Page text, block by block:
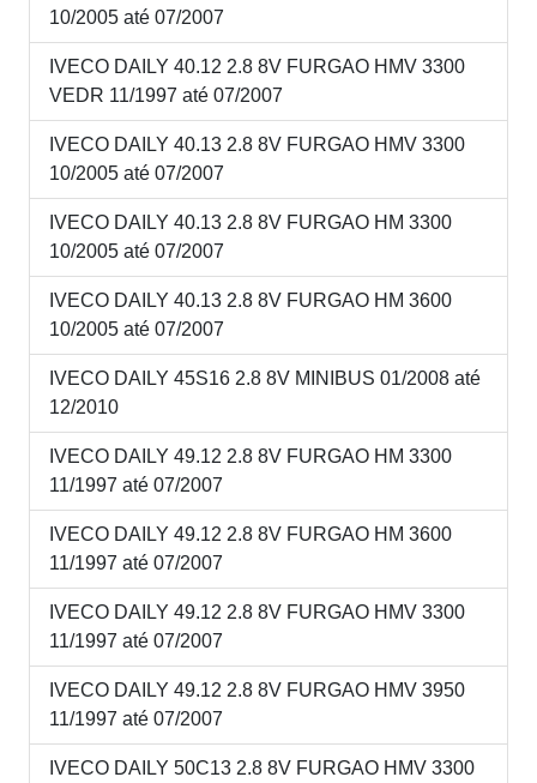
10/2005 até 07/2007
IVECO DAILY 40.12 2.8 8V FURGAO HMV 3300
VEDR 11/1997 até 07/2007
IVECO DAILY 40.13 2.8 8V FURGAO HMV 3300
10/2005 até 07/2007
IVECO DAILY 40.13 2.8 8V FURGAO HM 3300
10/2005 até 07/2007
IVECO DAILY 40.13 2.8 8V FURGAO HM 3600
10/2005 até 07/2007
IVECO DAILY 45S16 2.8 8V MINIBUS 01/2008 até
12/2010
IVECO DAILY 49.12 2.8 8V FURGAO HM 3300
11/1997 até 07/2007
IVECO DAILY 49.12 2.8 8V FURGAO HM 3600
11/1997 até 07/2007
IVECO DAILY 49.12 2.8 8V FURGAO HMV 3300
11/1997 até 07/2007
IVECO DAILY 49.12 2.8 8V FURGAO HMV 3950
11/1997 até 07/2007
IVECO DAILY 50C13 2.8 8V FURGAO HMV 3300